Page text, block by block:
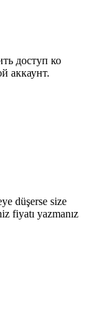
доступ ко
аккаунт.
düşerse size
fiyatı yazmanız